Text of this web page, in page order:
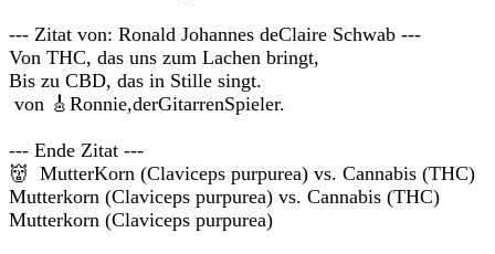
--- Zitat von: Ronald Johannes deClaire Schwab ---
Von THC, das uns zum Lachen bringt,
Bis zu CBD, das in Stille singt.
von 🎸Ronnie,derGitarrenSpieler.
--- Ende Zitat ---
👹 MutterKorn (Claviceps purpurea) vs. Cannabis (THC)
Mutterkorn (Claviceps purpurea) vs. Cannabis (THC)
Mutterkorn (Claviceps purpurea)